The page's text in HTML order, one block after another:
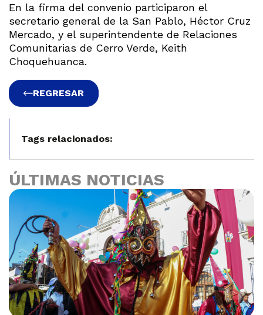
En la firma del convenio participaron el
secretario general de la San Pablo, Héctor Cruz
Mercado, y el superintendente de Relaciones
Comunitarias de Cerro Verde, Keith
Choquehuanca.
REGRESAR
Tags relacionados:
ÚLTIMAS NOTICIAS